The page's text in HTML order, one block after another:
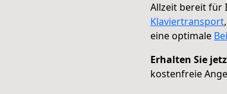
Allzeit bereit für
Klaviertransport,
eine optimale
Erhalten Sie
kostenfreie